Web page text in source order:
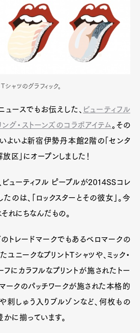
ャツのグラフィック。
ースでもお伝えした、 ビューティフル
グ・ストーンズのコラボアイテム。その
よいよ新宿伊勢丹本館2階の「センタ
区」にオープンしました！
ビューティフル ピープルが2014SSコレ
のは、「ロックスターとその彼女」。今
れにちなんだもの。
のトレードマークでもあるベロマークの
ニークなプリントTシャツや、ミック・
にカラフルなプリントが施されたトー
マークのパッチワークが施された本格的
刺しゅう入りブルゾンなど、何枚もの
かに揃っています。